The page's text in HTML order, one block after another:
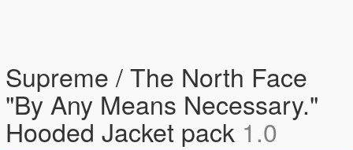
Supreme / The North Face
"By Any Means Necessary."
Hooded Jacket pack 1.0